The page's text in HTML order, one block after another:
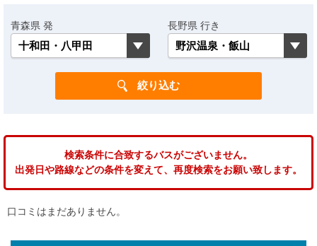
青森県 発 長野県 行き
検索条件に合致するバスがございません。
出発日や路線などの条件を変えて、再度検索をお願い致します。
口コミはまだありません。